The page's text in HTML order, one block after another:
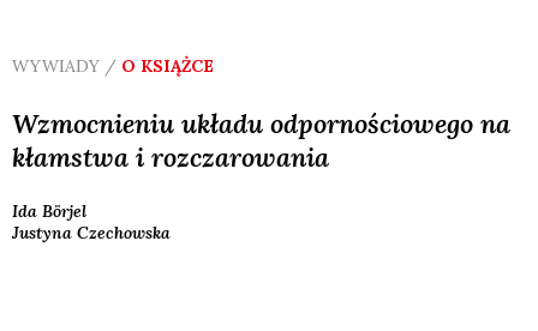
WYWIADY / O KSIĄŻCE
Wzmocnieniu układu odpornościowego na
kłamstwa i rozczarowania
Ida Börjel
Justyna Czechowska